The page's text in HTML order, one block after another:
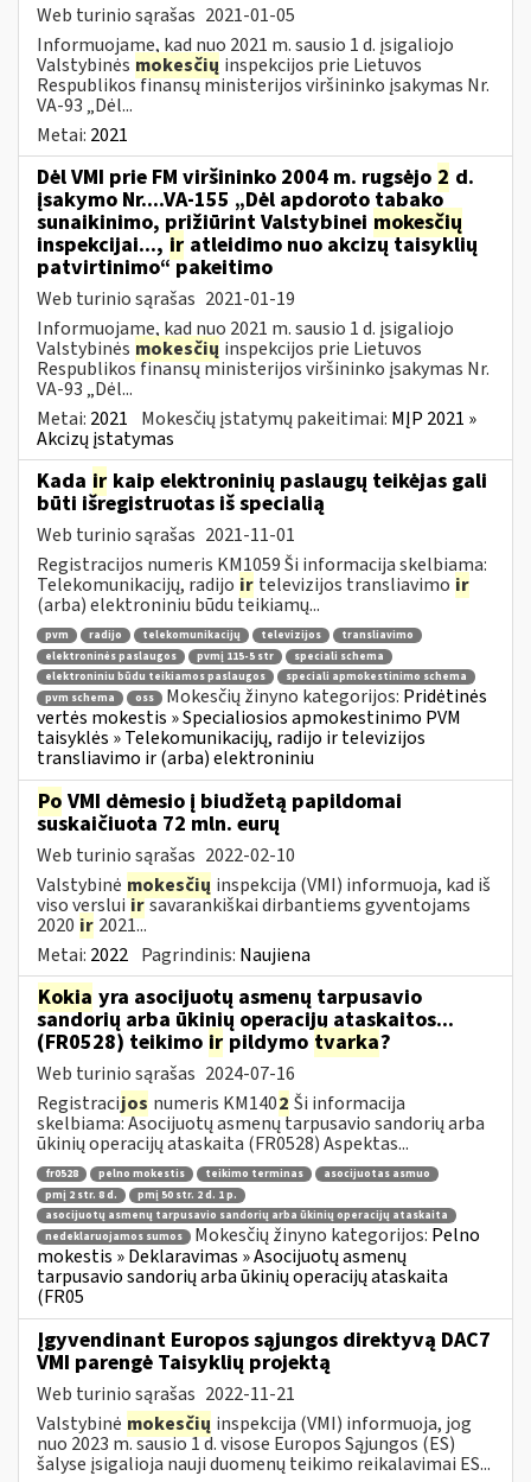
Web turinio sąrašas 2021-01-05
Informuojame, kad nuo 2021 m. sausio 1 d. įsigaliojo
Valstybinės mokesčių inspekcijos prie Lietuvos
Respublikos finansų ministerijos viršininko įsakymas Nr.
VA-93 „Dėl...
Metai: 2021
Dėl VMI prie FM viršininko 2004 m. rugsėjo 2 d.
įsakymo Nr....VA-155 „Dėl apdoroto tabako
sunaikinimo, prižiūrint Valstybinei mokesčių
inspekcijai..., ir atleidimo nuo akcizų taisyklių
patvirtinimo“ pakeitimo
Web turinio sąrašas 2021-01-19
Informuojame, kad nuo 2021 m. sausio 1 d. įsigaliojo
Valstybinės mokesčių inspekcijos prie Lietuvos
Respublikos finansų ministerijos viršininko įsakymas Nr.
VA-93 „Dėl...
Metai: 2021 Mokesčių įstatymų pakeitimai: MĮP 2021 »
Akcizų įstatymas
Kada ir kaip elektroninių paslaugų teikėjas gali
būti išregistruotas iš specialią
Web turinio sąrašas 2021-11-01
Registracijos numeris KM1059 Ši informacija skelbiama:
Telekomunikacijų, radijo ir televizijos transliavimo ir
(arba) elektroniniu būdu teikiamų...
pvm radijo telekomunikacijų televizijos
transliavimo
elektroninės paslaugos
pvmį 115-5 str
speciali schema
elektroniniu būdu teikiamos paslaugos
speciali apmokestinimo schema
pvm schema
oss Mokesčių žinyno kategorijos: Pridėtinės
vertės mokestis » Specialiosios apmokestinimo PVM
taisyklės » Telekomunikacijų, radijo ir televizijos
transliavimo ir (arba) elektroniniu
Po VMI dėmesio į biudžetą papildomai
suskaičiuota 72 mln. eurų
Web turinio sąrašas 2022-02-10
Valstybinė mokesčių inspekcija (VMI) informuoja, kad iš
viso versluiirsavarankiškai dirbantiems gyventojams
2020 ir 2021...
Metai: 2022 Pagrindinis: Naujiena
Kokia yra asocijuotų asmenų tarpusavio
sandorių arba ūkinių operacijų ataskaitos...
(FR0528) teikimo ir pildymo tvarka?
Web turinio sąrašas 2024-07-16
Registracijos numeris KM1402 Ši informacija
skelbiama: Asocijuotų asmenų tarpusavio sandorių arba
ūkinių operacijų ataskaita (FR0528) Aspektas...
fr0528 pelno mokestis teikimo terminas
asocijuotas asmuo
pmį 2 str. 8 d.
pmį 50 str. 2 d. 1 p.
asocijuotų asmenų tarpusavio sandorių arba ūkinių operacijų ataskaita
nedeklaruojamos sumos
Mokesčių žinyno kategorijos: Pelno
mokestis » Deklaravimas » Asocijuotų asmenų
tarpusavio sandorių arba ūkinių operacijų ataskaita
(FR05
Įgyvendinant Europos sąjungos direktyvą DAC7
VMI parengė Taisyklių projektą
Web turinio sąrašas 2022-11-21
Valstybinė mokesčių inspekcija (VMI) informuoja, jog
nuo 2023 m. sausio 1 d. visose Europos Sąjungos (ES)
šalyse įsigalioja nauji duomenų teikimo reikalavimai ES...